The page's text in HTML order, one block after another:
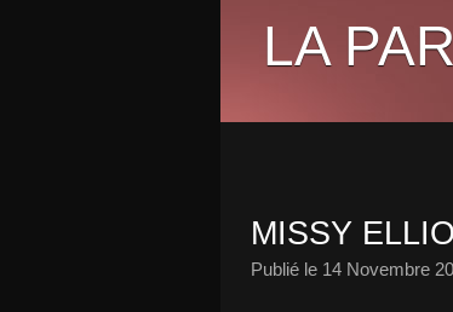
LA
MISSY
Publié le 14 Novembre